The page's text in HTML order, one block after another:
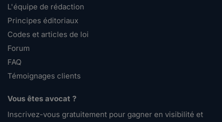
L'équipe de rédaction
Principes éditoriaux
Codes et articles de loi
Forum
FAQ
Témoignages clients
Vous êtes avocat ?
Inscrivez-vous gratuitement pour gagner en visibilité et